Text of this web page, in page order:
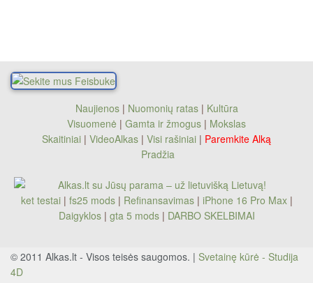
Naujienos| Nuomonių ratas| Kultūra
Visuomenė | Gamta ir žmogus | Mokslas
Skaitiniai | VideoAlkas | Visi rašiniai | Paremkite Alką
Pradžia
ket testai | fs25 mods| Refinansavimas| iPhone 16 Pro Max|
Daigyklos| gta 5 mods | DARBO SKELBIMAI
© 2011 Alkas.lt - Visos teisės saugomos. | Svetainę kūrė - Studija
4D